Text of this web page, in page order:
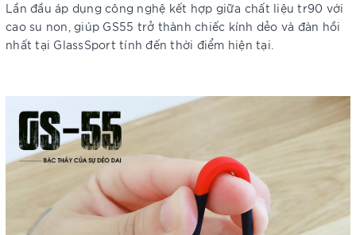
Lần đầu áp dụng công nghệ kết hợp giữa chất liệu tr90 với
cao su non, giúp GS55 trở thành chiếc kính dẻo và đàn hồi
nhất tại GlassSport tính đến thời điểm hiện tại.